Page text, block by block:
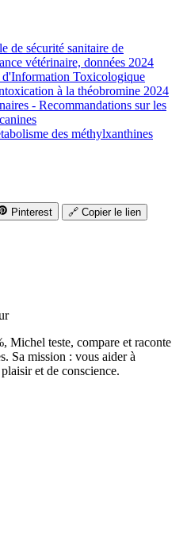
de sécurité sanitaire de
vétérinaire, données 2024
Toxicologique
à la théobromine 2024
- Recommandations sur les
des méthylxanthines
Pinterest 🔗 Copier le lien
Michel teste, compare et raconte
Sa mission : vous aider à
et de conscience.